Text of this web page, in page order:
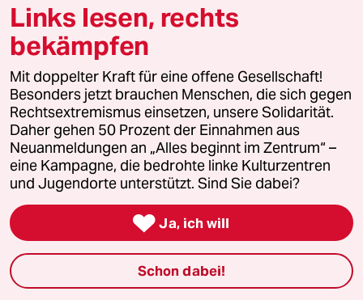
© 2026 taz Verlags und Vertriebs GmbH
Alle Rechte vorbehalten. Bei rechtlichen Fragen oder für Genehmigungen
wenden Sie sich bitte an
lizenzen@taz.de
Feedback Redaktionsstatut Kommune-Richtlinien
Leitlinie Informant Datenschutz Impressum AGB
Seitenwende Einwilligungen widerrufen (Ads)
Links lesen, rechts
bekämpfen
Mit doppelter Kraft für eine offene Gesellschaft!
Besonders jetzt brauchen Menschen, die sich gegen
Rechtsextremismus einsetzen, unsere Solidarität.
Daher gehen 50 Prozent der Einnahmen aus
Neuanmeldungen an „Alles beginnt im Zentrum“ –
eine Kampagne, die bedrohte linke Kulturzentren
und Jugendorte unterstützt. Sind Sie dabei?
 Ja, ich will
Schon dabei!